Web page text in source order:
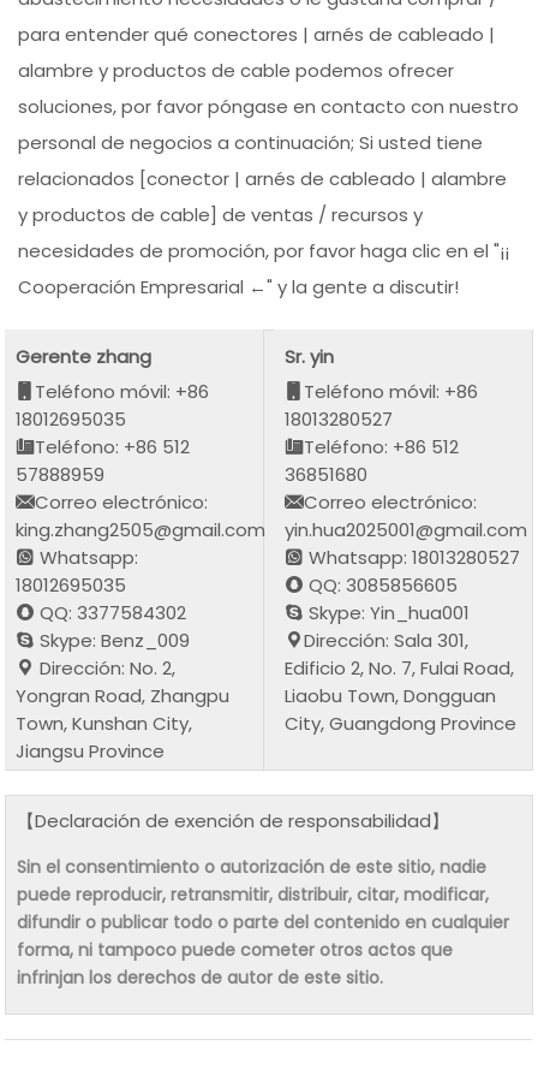
para entender qué conectores | arnés de cableado |
alambre y productos de cable podemos ofrecer
soluciones, por favor póngase en contacto con nuestro
personal de negocios a continuación; Si usted tiene
relacionados [conector | arnés de cableado | alambre
y productos de cable] de ventas / recursos y
necesidades de promoción, por favor haga clic en el "¡¡
Cooperación Empresarial ←" y la gente a discutir!
Gerente zhang
Teléfono móvil: +86
18012695035
Teléfono: +86 512
57888959
Correo electrónico:
king.zhang2505@gmail.com
Whatsapp:
18012695035
QQ: 3377584302
Skype: Benz_009
Dirección: No. 2,
Yongran Road, Zhangpu
Town, Kunshan City,
Jiangsu Province
Sr. yin
Teléfono móvil: +86
18013280527
Teléfono: +86 512
36851680
Correo electrónico:
yin.hua2025001@gmail.com
Whatsapp: 18013280527
QQ: 3085856605
Skype: Yin_hua001
Dirección: Sala 301,
Edificio 2, No. 7, Fulai Road,
Liaobu Town, Dongguan
City, Guangdong Province
【Declaración de exención de responsabilidad】
Sin el consentimiento o autorización de este sitio, nadie
puede reproducir, retransmitir, distribuir, citar, modificar,
difundir o publicar todo o parte del contenido en cualquier
forma, ni tampoco puede cometer otros actos que
infrinjan los derechos de autor de este sitio.